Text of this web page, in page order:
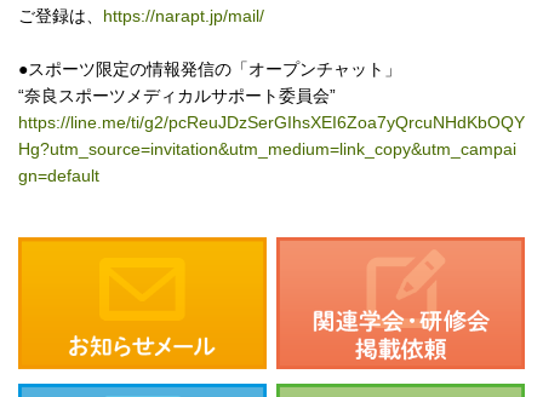
ご登録は、 https://narapt.jp/mail/
●スポーツ限定の情報発信の「オープンチャット」
“奈良スポーツメディカルサポート委員会”
https://line.me/ti/g2/pcReuJDzSerGIhsXEI6Zoa7yQrcuNHdKbOQY
Hg?utm_source=invitation&utm_medium=link_copy&utm_campai
gn=default